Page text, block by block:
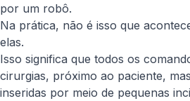
por um robô.
Na prática, não é isso que
elas.
Isso significa que todos os
cirurgias, próximo ao paciente,
inseridas por meio de pequenas